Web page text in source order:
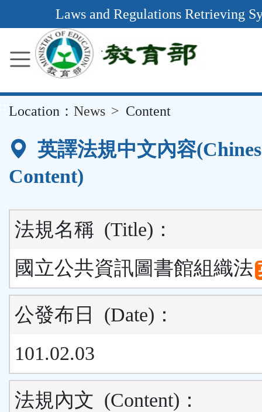
Content
Laws and Regulations Retrieving
Location： News Content
英譯法規中文內容
Content)
法規名稱 (Title) ：
國立公共資訊圖書館組織法
公發布日 (Date) ：
101.02.03
法規內文 (Content) ：